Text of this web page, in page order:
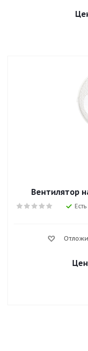
Вентилятор